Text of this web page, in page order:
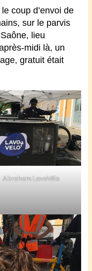
coup d’envoi de
sur le parvis
lieu
midi là, un
gratuit était
Abraham LavoVélo